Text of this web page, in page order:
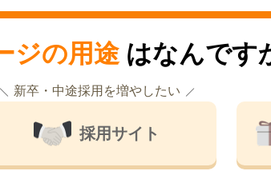
ジの用途はなんです
新卒・中途採用を増やしたい
採用サイト